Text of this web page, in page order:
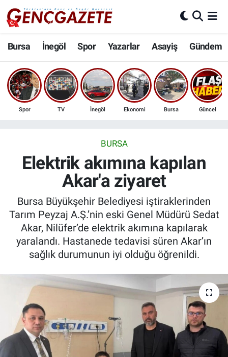
Bursa İnegöl Spor Yazarlar Asayiş Gündem
Spor TV İnegöl Ekonomi Bursa Güncel
BURSA
Elektrik akımına kapılan
Akar'a ziyaret
Bursa Büyükşehir Belediyesi iştiraklerinden
Tarım Peyzaj A.Ş.’nin eski Genel Müdürü Sedat
Akar, Nilüfer’de elektrik akımına kapılarak
yaralandı. Hastanede tedavisi süren Akar’ın
sağlık durumunun iyi olduğu öğrenildi.
Bursa
İnegöl
3.SAYFA
Ekonomi
Güncel
İnanç
Kadın & Aile
Kültür & Sanat
Sağlık
Siyaset
Teknoloji
Nöbetçi Eczaneler
Hava Durumu
Trafik Durumu
Son Dakika Haberleri
Haber Arşivi